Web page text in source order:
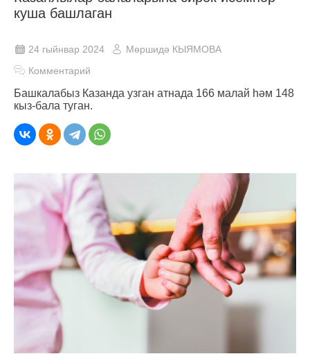
куша башлаган
24 гыйнвар 2024
Мөршидә КЫЯМОВА
Комментарий
Башкалабыз Казанда узган атнада 166 малай һәм 148
кыз-бала туган.